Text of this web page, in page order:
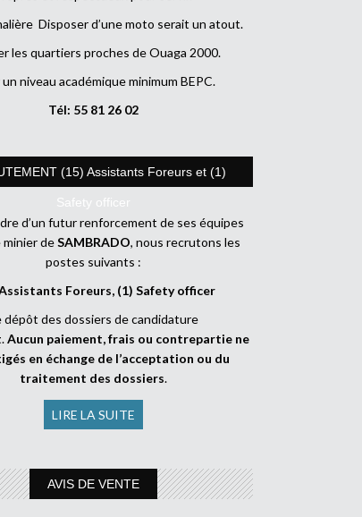
Disposer d’une moto serait un atout.
les quartiers proches de Ouaga 2000.
niveau académique minimum BEPC.
Tél: 55 81 26 02
(15) Assistants Foreurs et (1)
Safety officer
d’un futur renforcement de ses équipes
minier deSAMBRADO, nous recrutons les
postes suivants :
Foreurs, (1) Safety officer
dépôt des dossiers de candidature
.Aucun paiement, frais ou contrepartie ne
en échange de l’acceptation ou du
traitement des dossiers.
LIRE LA SUITE
AVIS DE VENTE